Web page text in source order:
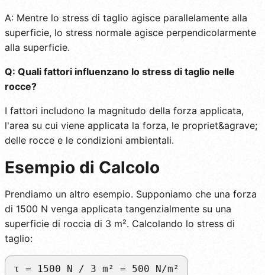
A: Mentre lo stress di taglio agisce parallelamente alla
superficie, lo stress normale agisce perpendicolarmente
alla superficie.
Q: Quali fattori influenzano lo stress di taglio nelle
rocce?
I fattori includono la magnitudo della forza applicata,
l'area su cui viene applicata la forza, le propriet&agrave;
delle rocce e le condizioni ambientali.
Esempio di Calcolo
Prendiamo un altro esempio. Supponiamo che una forza
di 1500 N venga applicata tangenzialmente su una
superficie di roccia di 3 m². Calcolando lo stress di
taglio:
τ = 1500 N / 3 m² = 500 N/m²